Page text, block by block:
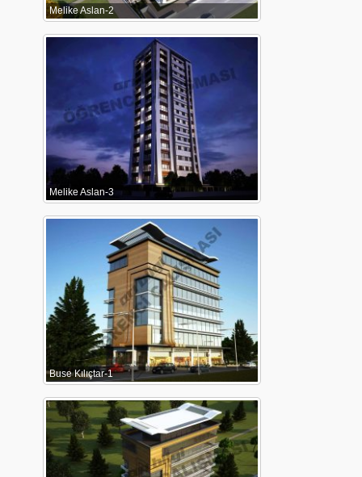
Melike Aslan-2
Melike Aslan-3
Buse Kılıçtar-1